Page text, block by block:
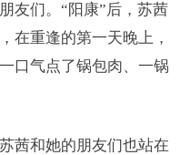
友们。“阳康”后，苏茜
在重逢的第一天晚上，
口气点了锅包肉、一锅
茜和她的朋友们也站在